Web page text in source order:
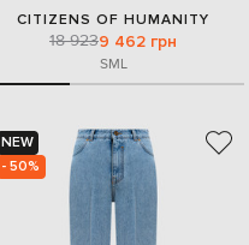
CITIZENS OF HUMANITY
18 9239 462 грн
SML
NEW
- 50%